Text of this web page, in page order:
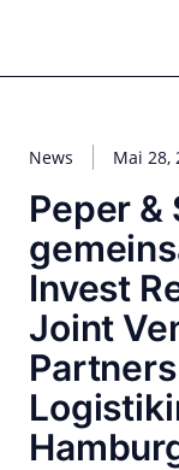
springen
News Mai 28,
Peper
Invest
Joint